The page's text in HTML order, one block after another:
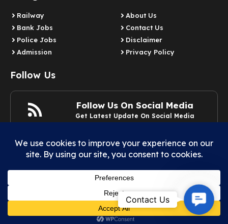
Railway
Bank Jobs
Police Jobs
Admission
About Us
Contact Us
Disclaimer
Privacy Policy
Follow Us
Follow Us On Social Media
Get Latest Update On Social Media
© 2025 Example.com | All rights reserved.
Contact
Us
Contact Us